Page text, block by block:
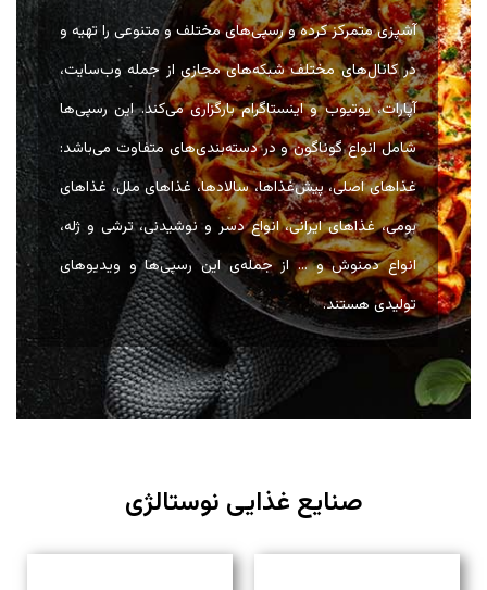
آشپزی متمرکز کرده و رسپی‌های مختلف و متنوعی را تهیه و
در کانال‌های مختلف شبکه‌های مجازی از جمله وب‌سایت،
آپارات، یوتیوب و اینستاگرام بارگزاری می‌کند. این رسپی‌ها
شامل انواع گوناگون و در دسته‌بندی‌های متفاوت می‌باشد:
غذاهای اصلی، پیش‌غذاها، سالادها، غذاهای ملل، غذاهای
بومی، غذاهای ایرانی، انواع دسر و نوشیدنی، ترشی و ژله،
انواع دمنوش و … از جمله‌ی این رسپی‌ها و ویدیوهای
تولیدی هستند.
صنایع غذایی نوستالژی